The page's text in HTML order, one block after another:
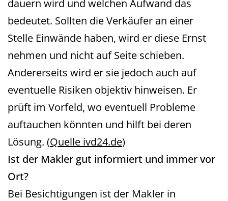
dauern wird und welchen Aufwand das
bedeutet. Sollten die Verkäufer an einer
Stelle Einwände haben, wird er diese Ernst
nehmen und nicht auf Seite schieben.
Andererseits wird er sie jedoch auch auf
eventuelle Risiken objektiv hinweisen. Er
prüft im Vorfeld, wo eventuell Probleme
auftauchen könnten und hilft bei deren
Lösung. (Quelle ivd24.de)
Ist der Makler gut informiert und immer vor
Ort?
Bei Besichtigungen ist der Makler in